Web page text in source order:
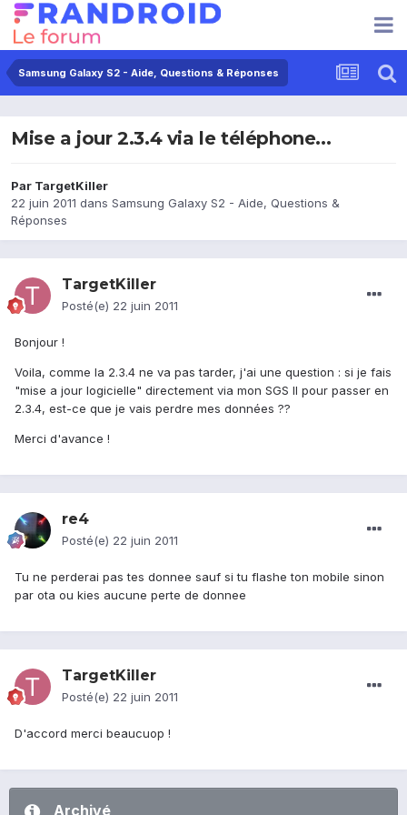
Samsung Galaxy S2 - Aide, Questions & Réponses
Mise a jour 2.3.4 via le téléphone...
Par TargetKiller
22 juin 2011 dans Samsung Galaxy S2 - Aide, Questions &
Réponses
TargetKiller
Posté(e) 22 juin 2011
Bonjour !
Voila, comme la 2.3.4 ne va pas tarder, j'ai une question : si je fais
"mise a jour logicielle" directement via mon SGS II pour passer en
2.3.4, est-ce que je vais perdre mes données ??
Merci d'avance !
re4
Posté(e) 22 juin 2011
Tu ne perderai pas tes donnee sauf si tu flashe ton mobile sinon
par ota ou kies aucune perte de donnee
TargetKiller
Posté(e) 22 juin 2011
D'accord merci beaucuop !
Archivé